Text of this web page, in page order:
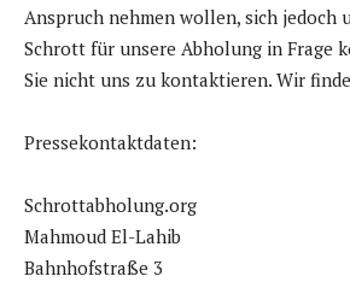
Anspruch nehmen wollen, sich jedoch
Schrott für unsere Abholung in Frage
Sie nicht uns zu kontaktieren. Wir
Pressekontaktdaten:
Schrottabholung.org
Mahmoud El-Lahib
Bahnhofstraße 3